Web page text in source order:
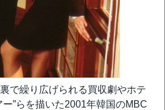
で繰り広げられる買収劇やホテ
ー”らを描いた2001年韓国のMBC